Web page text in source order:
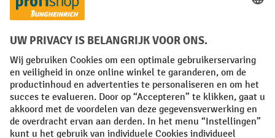
Facebook
YouTube
LinkedInInstagram
Algemene leveringsvoorwaarden Copyright
Privacyverklaring Privacy Instellingen
All prices excl. VAT plusshipping costs and possible delivery charges,
if not stated otherwise.